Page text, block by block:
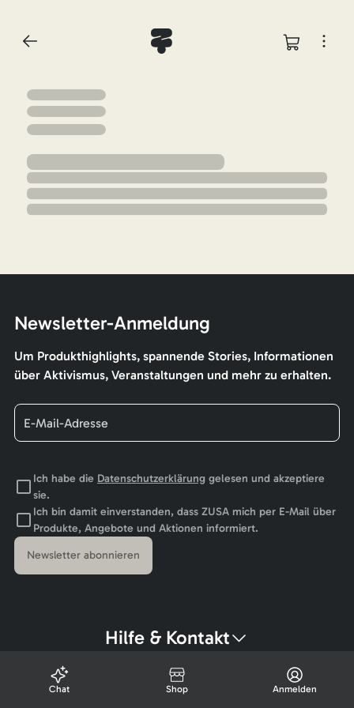
Newsletter-Anmeldung
Um Produkthighlights, spannende Stories, Informationen
über Aktivismus, Veranstaltungen und mehr zu erhalten.
Ich habe die Datenschutzerklärunggelesen und akzeptiere
sie.
Ich bin damit einverstanden, dass ZUSA mich per E-Mail über
Produkte, Angebote und Aktionen informiert.
Newsletter abonnieren
Hilfe & Kontakt
Chat Shop Anmelden